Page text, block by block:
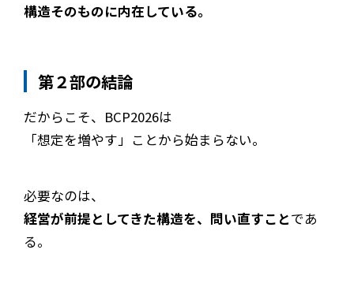
構造そのものに内在している。
第２部の結論
だからこそ、BCP2026は
「想定を増やす」ことから始まらない。
必要なのは、
経営が前提としてきた構造を、問い直すことであ
る。